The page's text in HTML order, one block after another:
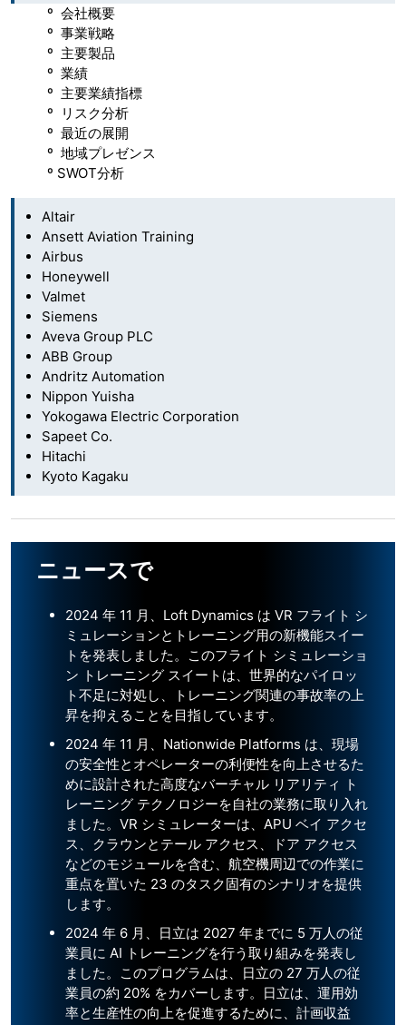
º 会社概要
º 事業戦略
º 主要製品
º 業績
º 主要業績指標
º リスク分析
º 最近の展開
º 地域プレゼンス
º SWOT分析
Altair
Ansett Aviation Training
Airbus
Honeywell
Valmet
Siemens
Aveva Group PLC
ABB Group
Andritz Automation
Nippon Yuisha
Yokogawa Electric Corporation
Sapeet Co.
Hitachi
Kyoto Kagaku
ニュースで
2024 年 11 月、Loft Dynamics は VR フライト シ
ミュレーションとトレーニング用の新機能スイー
トを発表しました。このフライト シミュレーショ
ン トレーニング スイートは、世界的なパイロッ
ト不足に対処し、トレーニング関連の事故率の上
昇を抑えることを目指しています。
2024 年 11 月、Nationwide Platforms は、現場
の安全性とオペレーターの利便性を向上させるた
めに設計された高度なバーチャル リアリティ ト
レーニング テクノロジーを自社の業務に取り入れ
ました。VR シミュレーターは、APU ベイ アクセ
ス、クラウンとテール アクセス、ドア アクセス
などのモジュールを含む、航空機周辺での作業に
重点を置いた 23 のタスク固有のシナリオを提供
します。
2024 年 6 月、日立は 2027 年までに 5 万人の従
業員に AI トレーニングを行う取り組みを発表し
ました。このプログラムは、日立の 27 万人の従
業員の約 20% をカバーします。日立は、運用効
率と生産性の向上を促進するために、計画収益